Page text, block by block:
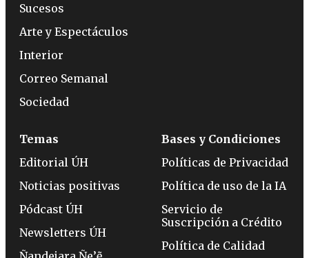
Sucesos
Arte y Espectáculos
Interior
Correo Semanal
Sociedad
Temas
Editorial ÚH
Noticias positivas
Pódcast ÚH
Newsletters ÚH
Bases y Condiciones
Políticas de Privacidad
Política de uso de la IA
Servicio de
Suscripción a Crédito
Política de Calidad